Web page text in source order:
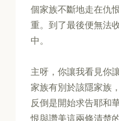
個家族不斷地走在仇
重。到了最後便無法
中。
主呀，你讓我看見你
家族有別於該隱家族
反倒是開始求告耶和
恨與讚美這兩條清楚